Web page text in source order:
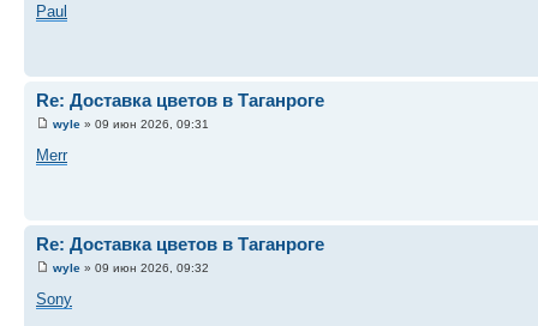
Paul
Re: Доставка цветов в Таганроге
wyle » 09 июн 2026, 09:31
Merr
Re: Доставка цветов в Таганроге
wyle » 09 июн 2026, 09:32
Sony